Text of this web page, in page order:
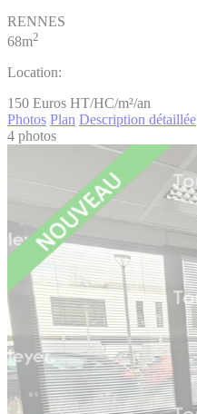
RENNES
68m2
Location:
150 Euros HT/HC/m²/an
Photos Plan Description détaillée
4 photos